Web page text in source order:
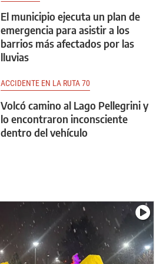
El municipio ejecuta un plan de
emergencia para asistir a los
barrios más afectados por las
lluvias
ACCIDENTE EN LA RUTA 70
Volcó camino al Lago Pellegrini y
lo encontraron inconsciente
dentro del vehículo